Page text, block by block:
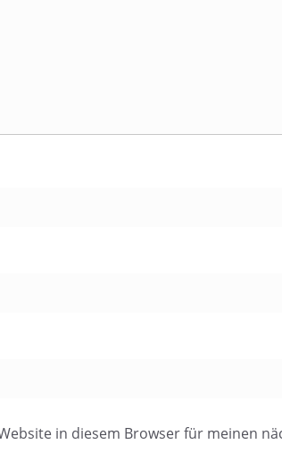
in diesem Browser für meinen